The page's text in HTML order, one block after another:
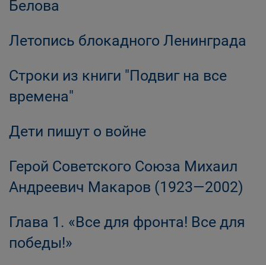
Белова
Летопись блокадного Ленинграда
Строки из книги "Подвиг на все
времена"
Дети пишут о войне
Герой Советского Союза Михаил
Андреевич Макаров (1923—2002)
Глава 1. «Все для фронта! Все для
победы!»